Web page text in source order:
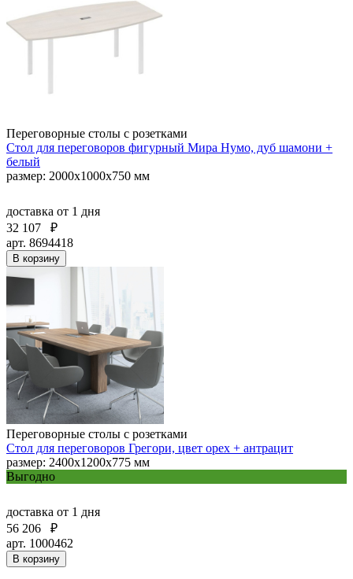
Переговорные столы с розетками
Стол для переговоров фигурный Мира Нумо, дуб шамони +
белый
размер: 2000x1000x750 мм
доставка от 1 дня
32 107
₽
арт. 8694418
В корзину
Переговорные столы с розетками
Стол для переговоров Грегори, цвет орех + антрацит
размер: 2400х1200х775 мм
Выгодно
доставка от 1 дня
56 206
₽
арт. 1000462
В корзину